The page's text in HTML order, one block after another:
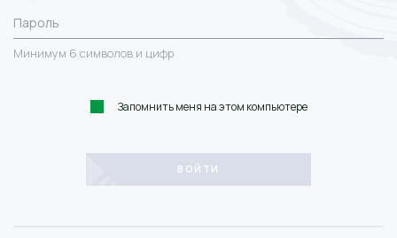
Минимум 6 символов и цифр
Запомнить меня на этом компьютере